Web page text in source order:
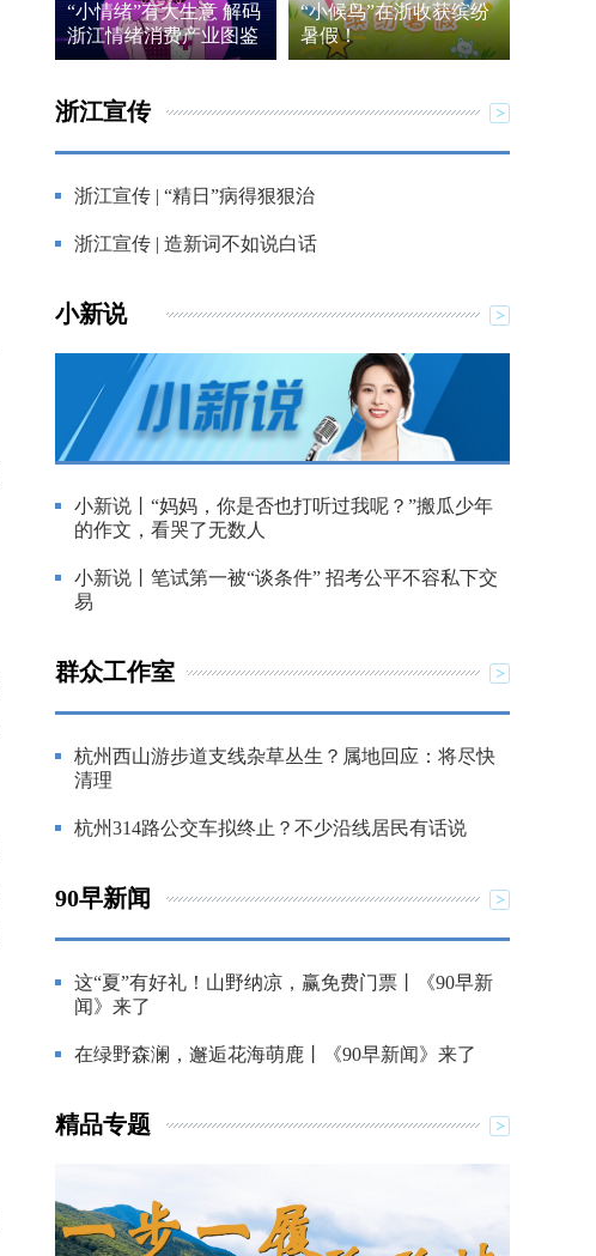
“小情绪”有大生意 解码
浙江情绪消费产业图鉴
“小候鸟”在浙收获缤纷
暑假！
浙江宣传
浙江宣传 | “精日”病得狠狠治
浙江宣传 | 造新词不如说白话
小新说
小新说丨“妈妈，你是否也打听过我呢？”搬瓜少年
的作文，看哭了无数人
小新说丨笔试第一被“谈条件” 招考公平不容私下交
易
群众工作室
杭州西山游步道支线杂草丛生？属地回应：将尽快
清理
杭州314路公交车拟终止？不少沿线居民有话说
90早新闻
这“夏”有好礼！山野纳凉，赢免费门票丨《90早新
闻》来了
在绿野森澜，邂逅花海萌鹿丨《90早新闻》来了
精品专题